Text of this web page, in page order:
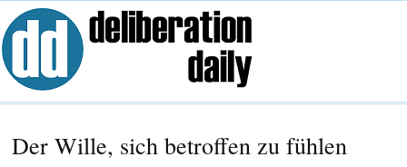
Der Wille, sich betroffen zu fühlen